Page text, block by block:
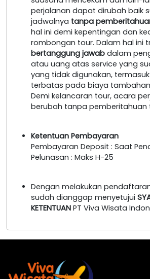
perjalanan dapat dirubah baik
jadwalnya tanpa
hal ini demi kepentingan dan
rombongan tour. Dalam hal ini
bertanggung jawab dalam
atau uang atas service yang
yang tidak digunakan,
terbatas pada biaya
Demi kelancaran tour, acara
berubah tanpa pemberitahuan
Ketentuan Pembayaran
Pembayaran Deposit : Saat
Pelunasan : Maks H-25
Dengan melakukan
sudah dianggap menyetujui
KETENTUAN PT Viva Wisata